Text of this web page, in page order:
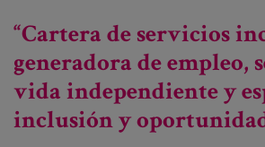
envejecimiento
“Cartera de servicios
generadora de empleo,
vida independiente y
inclusión y